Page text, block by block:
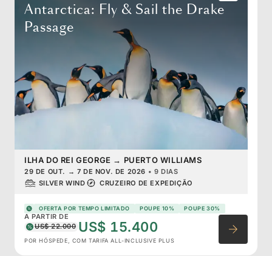
Antarctica: Fly & Sail the Drake
Passage
ILHA DO REI GEORGE → PUERTO WILLIAMS
29 DE OUT. → 7 DE NOV. DE 2026 • 9 DIAS
SILVER WIND
CRUZEIRO DE EXPEDIÇÃO
OFERTA POR TEMPO LIMITADO POUPE 10% POUPE 30%
A PARTIR DE
US$ 22.000 US$ 15.400
POR HÓSPEDE, COM TARIFA ALL-INCLUSIVE PLUS